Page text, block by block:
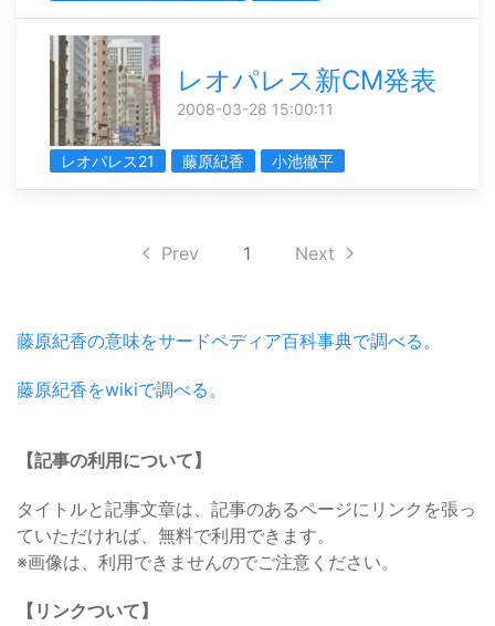
レオパレス新CM発表
2008-03-28 15:00:11
レオパレス21 藤原紀香 小池徹平
Prev 1 Next
藤原紀香の意味をサードペディア百科事典で調べる。
藤原紀香をwikiで調べる。
【記事の利用について】
タイトルと記事文章は、記事のあるページにリンクを張っ
ていただければ、無料で利用できます。
※画像は、利用できませんのでご注意ください。
【リンクついて】